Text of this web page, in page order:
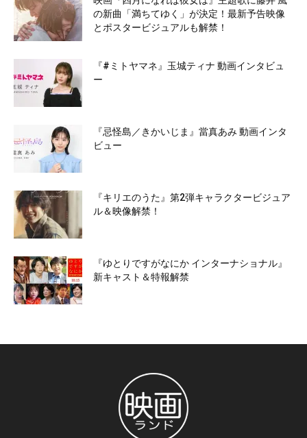
の新曲「満ちてゆく」が決定！最新予告映像
とポスタービジュアルも解禁！
『#ミトヤマネ』玉城ティナ 動画インタビュ
ー
『忌怪島／きかいじま』當真あみ 動画インタ
ビュー
『キリエのうた』第2弾キャラクタービジュア
ル＆映像解禁！
『ゆとりですがなにか インターナショナル』
新キャスト＆特報解禁